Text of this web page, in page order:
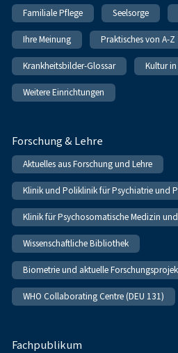
Familiale Pflege Seelsorge
Ihre Meinung Praktisches von A-Z
Krankheitsbilder-Glossar Kultur
Weitere Einrichtungen
Forschung & Lehre
Aktuelles aus Forschung und Lehre
Klinik und Poliklinik für Psychiatrie und
Klinik für Psychosomatische Medizin
Wissenschaftliche Bibliothek
Biometrie und aktuelle
WHO Collaborating Centre (DEU 131)
Fachpublikum